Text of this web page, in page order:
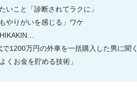
いこと「診断されてラクに」
やりがいを感じる」ワケ
1200万円の外車を一括購入した男に聞く
くお金を貯める技術」